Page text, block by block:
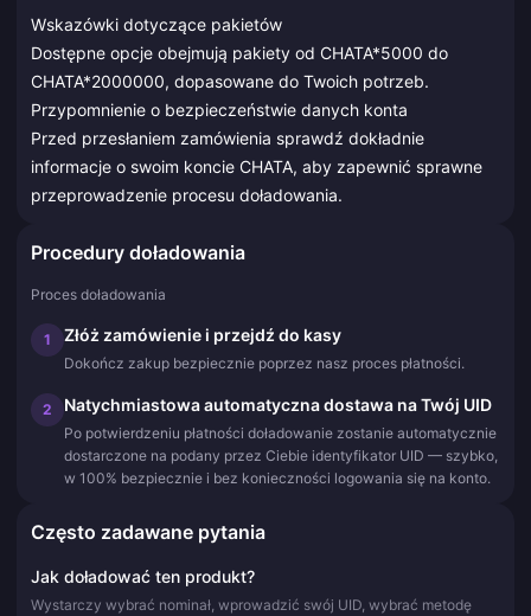
Wskazówki dotyczące pakietów
Dostępne opcje obejmują pakiety od CHATA*5000 do
CHATA*2000000, dopasowane do Twoich potrzeb.
Przypomnienie o bezpieczeństwie danych konta
Przed przesłaniem zamówienia sprawdź dokładnie
informacje o swoim koncie CHATA, aby zapewnić sprawne
przeprowadzenie procesu doładowania.
Procedury doładowania
Proces doładowania
1 Złóż zamówienie i przejdź do kasy
Dokończ zakup bezpiecznie poprzez nasz proces płatności.
2 Natychmiastowa automatyczna dostawa na Twój UID
Po potwierdzeniu płatności doładowanie zostanie automatycznie
dostarczone na podany przez Ciebie identyfikator UID — szybko,
w 100% bezpiecznie i bez konieczności logowania się na konto.
Często zadawane pytania
Jak doładować ten produkt?
Wystarczy wybrać nominał, wprowadzić swój UID, wybrać metodę